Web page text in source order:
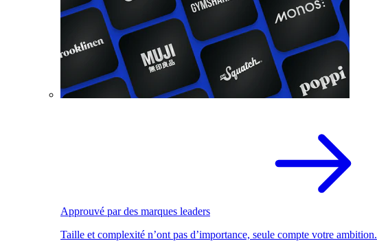
Approuvé par des marques leaders
Taille et complexité n’ont pas d’importance, seule compte votre ambition.